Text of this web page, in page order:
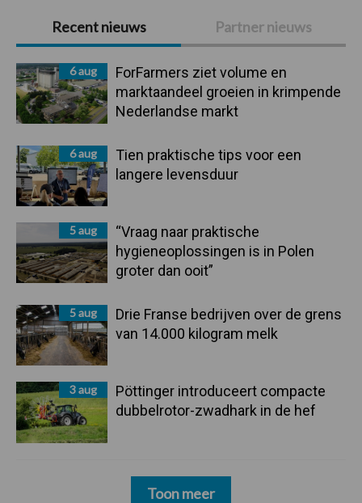
Primaire
Sidebar
Recent nieuws Partner nieuws
6 aug
ForFarmers ziet volume en
marktaandeel groeien in krimpende
Nederlandse markt
6 aug
Tien praktische tips voor een
langere levensduur
5 aug
“Vraag naar praktische
hygieneoplossingen is in Polen
groter dan ooit”
5 aug
Drie Franse bedrijven over de grens
van 14.000 kilogram melk
3 aug
Pöttinger introduceert compacte
dubbelrotor-zwadhark in de hef
Toon meer